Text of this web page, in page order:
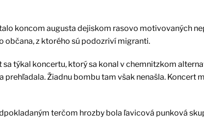
koncom augusta dejiskom rasovo motivovaných
občana, z ktorého sú podozriví migranti.
týkal koncertu, ktorý sa konal v chemnitzkom
prehľadala. Žiadnu bombu tam však nenašla. Koncert
terčom hrozby bola ľavicová punková